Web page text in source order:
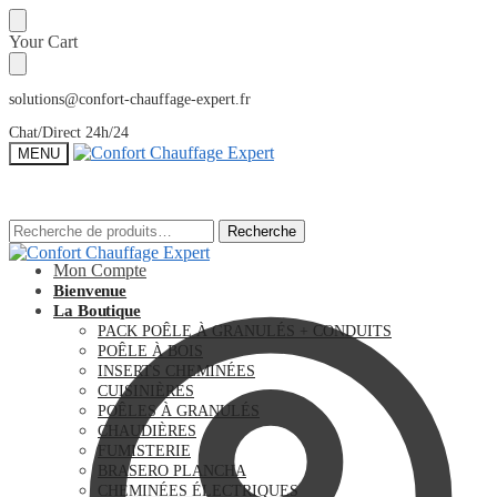
Sauter
à
la
navigation
Skip
to
content
Your Cart
solutions@confort-chauffage-expert.fr
Chat/Direct 24h/24
MENU
Recherche
pour :
Recherche
Mon Compte
Recherche
pour :
Recherche
Bienvenue
La Boutique
PACK POÊLE À GRANULÉS + CONDUITS
POÊLE À BOIS
INSERTS CHEMINÉES
CUISINIÈRES
POÊLES À GRANULÉS
CHAUDIÈRES
FUMISTERIE
BRASERO PLANCHA
CHEMINÉES ÉLECTRIQUES